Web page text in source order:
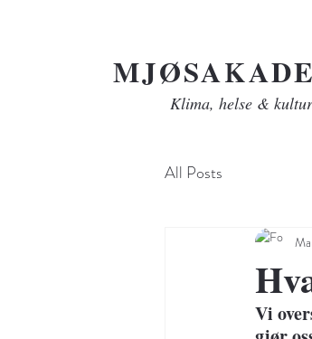
Klima, helse & kultur
All Posts
Vi